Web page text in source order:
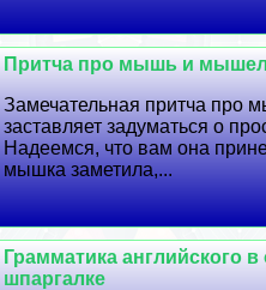
Притча про мышь и
Замечательная притча про
заставляет задуматься о
Надеемся, что вам она
мышка заметила,...
Грамматика английского
шпаргалке